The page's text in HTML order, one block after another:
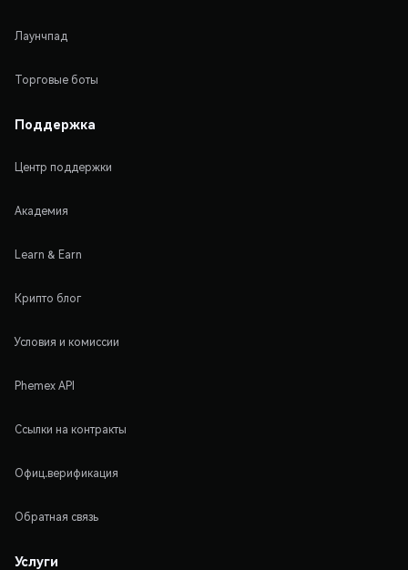
Лаунчпад
Торговые боты
Поддержка
Центр поддержки
Академия
Learn & Earn
Крипто блог
Условия и комиссии
Phemex API
Ссылки на контракты
Офиц.верификация
Обратная связь
Услуги